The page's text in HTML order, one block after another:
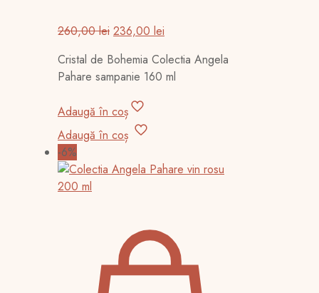
260,00lei Prețul
a
fost:
260,00 lei.
236,00 lei
este:
236,00 lei.
Cristal de Bohemia Colectia Angela
Pahare sampanie 160 ml
Adaugă în coș
Adaugă în coș
-6%